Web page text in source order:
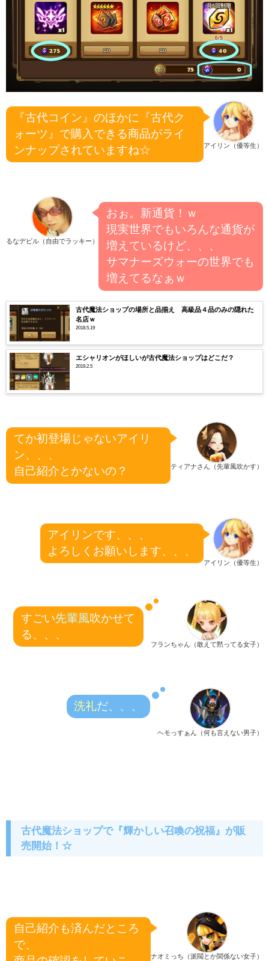
アイリン（優等生）
『古代コイン』のほかに『古代ク
ォーツ』で購入できる商品がライ
ンナップされていますね☆
るなデビル（自由でラッキー）
おぉ。新通貨！ｗ
現実世界でもいろんな通貨が
増えているけど、、、
サマナーズウォーの世界でも
増えてるなぁｗ
古代魔法ショップの場所と品揃え 高級品４品のみの隠れた
名店ｗ
2018.5.19
エシャリオンがほしいが古代魔法ショップはどこだ？
2019.2.5
ティアナさん（先輩風吹かす）
てか初登場じゃないアイリ
ン、、、
自己紹介とかないの？
アイリン（優等生）
アイリンです、、、
よろしくお願いします、、、
フランちゃん（敢えて黙ってる女子）
すごい先輩風吹かせて
る、、、
ヘモっすぁん（何も言えない男子）
洗礼だ、、、
古代魔法ショップで『輝かしい召喚の祝福』が販
売開始！☆
ナオミっち（派閥とか関係ない女子）
自己紹介も済んだところ
で、